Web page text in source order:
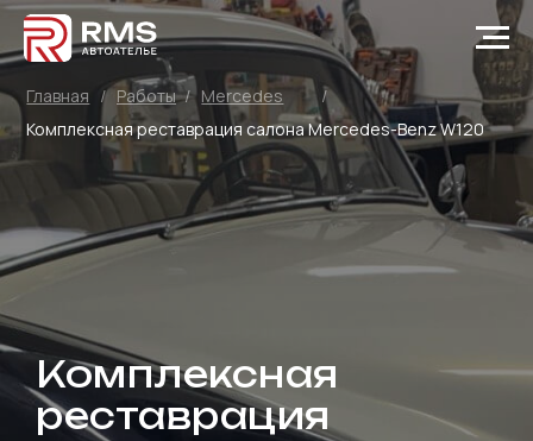
Mercedes
Комплексная реставрация салона Mercedes-Benz W120
Комплексная
реставрация